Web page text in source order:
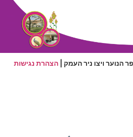
הנוער ויצו ניר העמק | הצהרת נגישות